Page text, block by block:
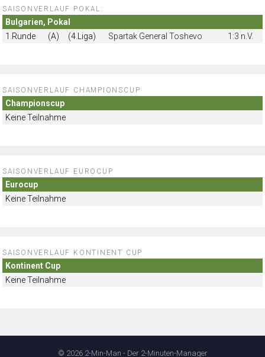
SAISONVERLAUF POKAL:
Bulgarien, Pokal
1.Runde
(A) (4.Liga) Spartak General Toshevo 1:3 n.V.
SAISONVERLAUF CHAMPIONSCUP
Championscup
Keine Teilnahme
SAISONVERLAUF EUROCUP
Eurocup
Keine Teilnahme
SAISONVERLAUF KONTINENT CUP
Kontinent Cup
Keine Teilnahme
© 2026 2-Min-Man - Der 2-Minuten-Manager